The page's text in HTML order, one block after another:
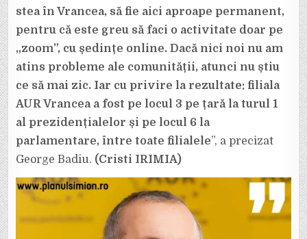
ȚARĂ
stea în Vrancea, să fie aici aproape permanent,
pentru că este greu să faci o activitate doar pe
„zoom”, cu ședințe online. Dacă nici noi nu am
atins probleme ale comunității, atunci nu știu
ce să mai zic. Iar cu privire la rezultate: filiala
AUR Vrancea a fost pe locul 3 pe țară la turul 1
al prezidențialelor și pe locul 6 la
parlamentare, între toate filialele”, a precizat
George Badiu. (Cristi IRIMIA)